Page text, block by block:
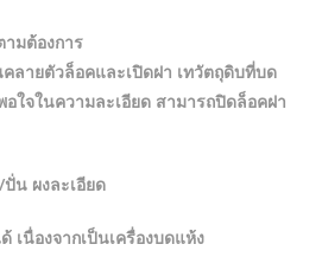
มต้องการ
ลายตัวล็อคและเปิดฝา เทวัตถุดิบที่บด
ใจในความละเอียด สามารถปิดล็อคฝา
น ผงละเอียด
เนื่องจากเป็นเครื่องบดแห้ง